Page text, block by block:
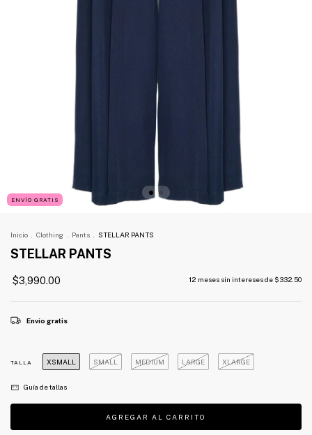
ENVÍO GRATIS
Inicio . Clothing . Pants . STELLAR PANTS
STELLAR PANTS
$3,990.00 12 meses sin intereses de $332.50
Envío gratis
TALLA XSMALL SMALL MEDIUM LARGE XLARGE
Guía de tallas